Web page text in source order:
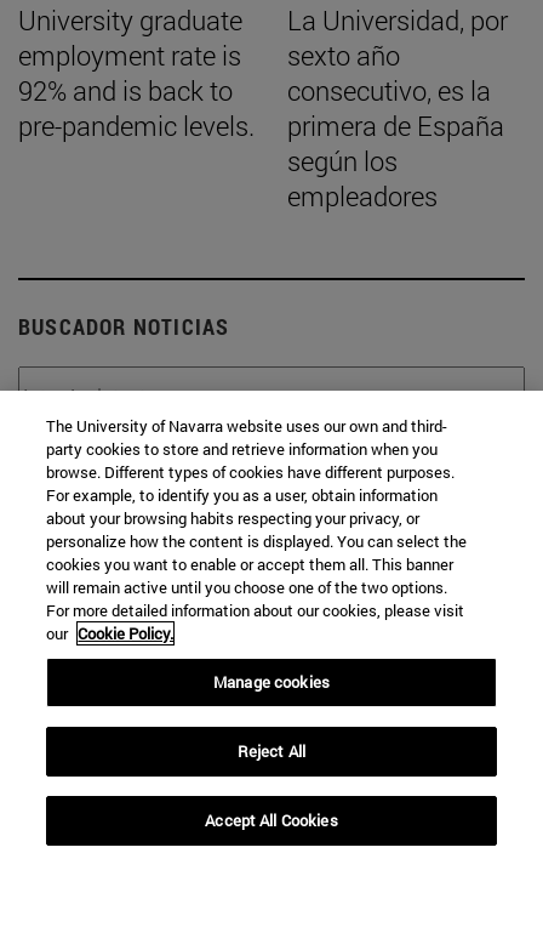
University graduate
employment rate is
92% and is back to
pre-pandemic levels.
La Universidad, por
sexto año
consecutivo, es la
primera de España
según los
empleadores
BUSCADOR NOTICIAS
Desde
Hasta
BUSCAR
The University of Navarra website uses our own and third-
party cookies to store and retrieve information when you
browse. Different types of cookies have different purposes.
For example, to identify you as a user, obtain information
about your browsing habits respecting your privacy, or
personalize how the content is displayed. You can select the
cookies you want to enable or accept them all. This banner
will remain active until you choose one of the two options.
For more detailed information about our cookies, please visit
our Cookie Policy.
Manage cookies
Reject All
Accept All Cookies